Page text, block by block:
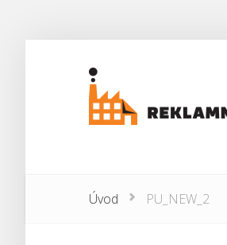
Úvod PU_NEW_2